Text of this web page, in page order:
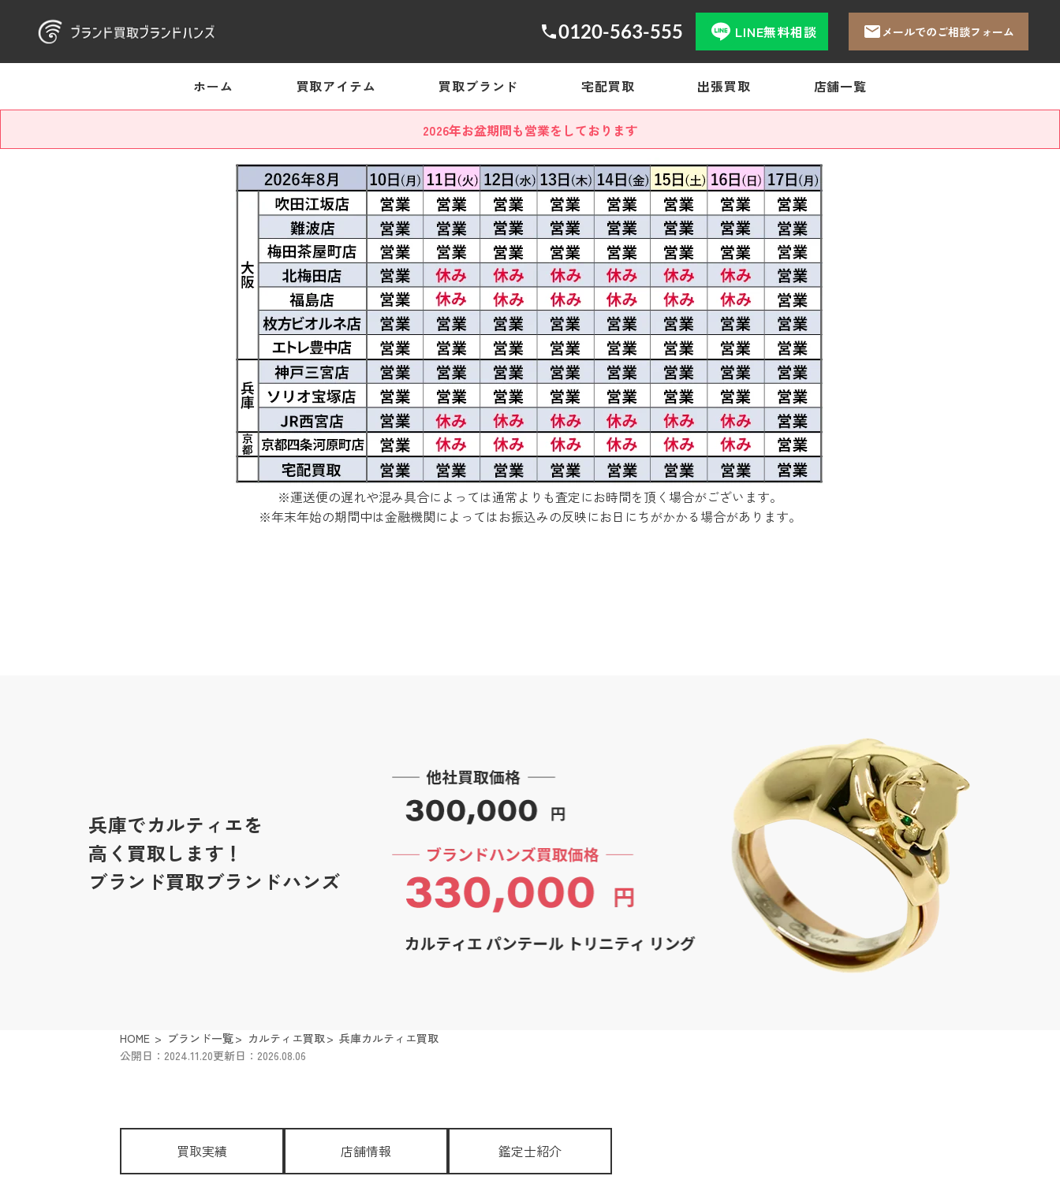
0120-563-555 LINE無料相談 メールでのご相談フォーム
ホーム 買取アイテム 買取ブランド 宅配買取 出張買取 店舗一覧
2026年お盆期間も営業をしております
※運送便の遅れや混み具合によっては通常よりも査定にお時間を頂く場合がございます。
※年末年始の期間中は金融機関によってはお振込みの反映にお日にちがかかる場合があります。
兵庫でカルティエを
高く買取します！
ブランド買取ブランドハンズ
HOME ブランド一覧 カルティエ買取
兵庫カルティエ買取
公開日：2024.11.20更新日：2026.08.06
買取実績 店舗情報 鑑定士紹介